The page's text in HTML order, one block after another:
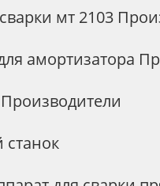
мт 2103
амортизатора